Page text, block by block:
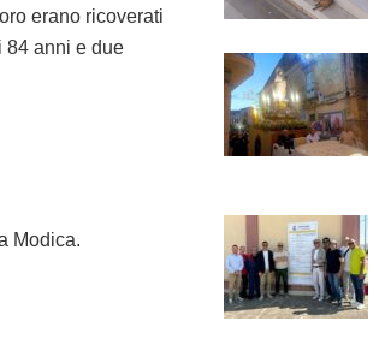
erano ricoverati
84 anni e due
Modica.